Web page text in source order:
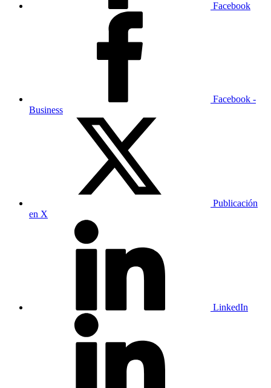
Facebook
Facebook -
Business
Publicación
en X
LinkedIn